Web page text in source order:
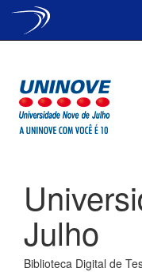
Julho
Biblioteca Digital de